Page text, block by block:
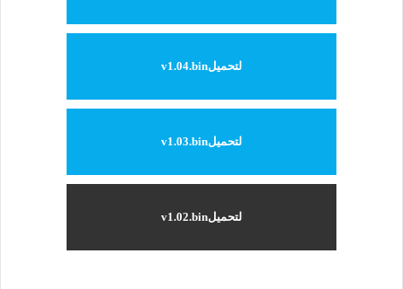
لتحميلv1.04.bin
لتحميلv1.03.bin
لتحميلv1.02.bin